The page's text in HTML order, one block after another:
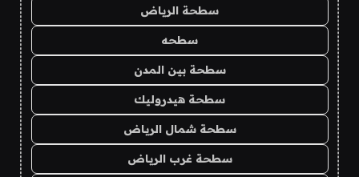
سطحة الرياض
سطحه
سطحة بين المدن
سطحة هيدروليك
سطحة شمال الرياض
سطحة غرب الرياض